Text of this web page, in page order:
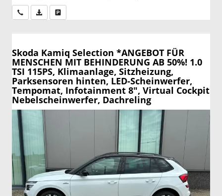
Wir rufen Sie anPDF-Datei, Fahrzeugexposé drucken
Skoda Kamiq Selection *ANGEBOT FÜR
MENSCHEN MIT BEHINDERUNG AB 50%! 1.0
TSI 115PS, Klimaanlage, Sitzheizung,
Parksensoren hinten, LED-Scheinwerfer,
Tempomat, Infotainment 8", Virtual Cockpit
Nebelscheinwerfer, Dachreling